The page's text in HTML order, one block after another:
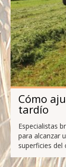
Cómo
tardío
Especialistas
para alcanzar
superficies del